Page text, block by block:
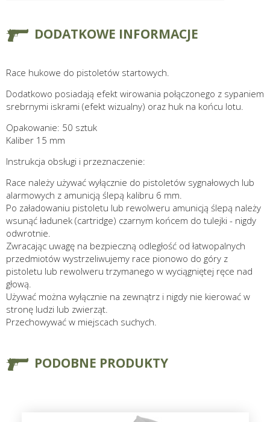
DODATKOWE INFORMACJE
Race hukowe do pistoletów startowych.
Dodatkowo posiadają efekt wirowania połączonego z sypaniem
srebrnymi iskrami (efekt wizualny) oraz huk na końcu lotu.
Opakowanie: 50 sztuk
Kaliber 15 mm
Instrukcja obsługi i przeznaczenie:
Race należy używać wyłącznie do pistoletów sygnałowych lub
alarmowych z amunicją ślepą kalibru 6 mm.
Po załadowaniu pistoletu lub rewolweru amunicją ślepą należy
wsunąć ładunek (cartridge) czarnym końcem do tulejki - nigdy
odwrotnie.
Zwracając uwagę na bezpieczną odległość od łatwopalnych
przedmiotów wystrzeliwujemy race pionowo do góry z
pistoletu lub rewolweru trzymanego w wyciągniętej ręce nad
głową.
Używać można wyłącznie na zewnątrz i nigdy nie kierować w
stronę ludzi lub zwierząt.
Przechowywać w miejscach suchych.
PODOBNE PRODUKTY